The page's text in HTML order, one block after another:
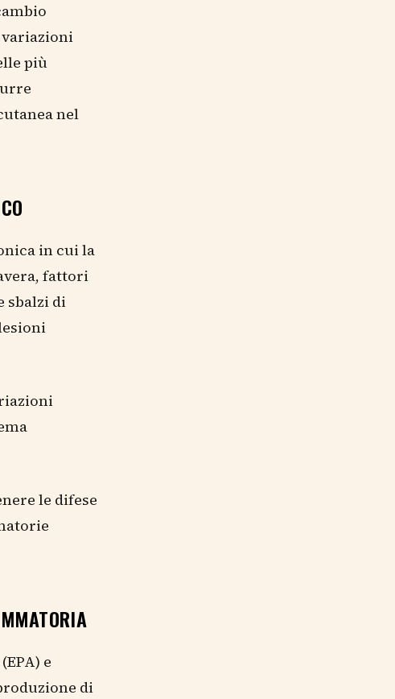
più
nel
in cui la
fattori
sbalzi di
le difese
e
di